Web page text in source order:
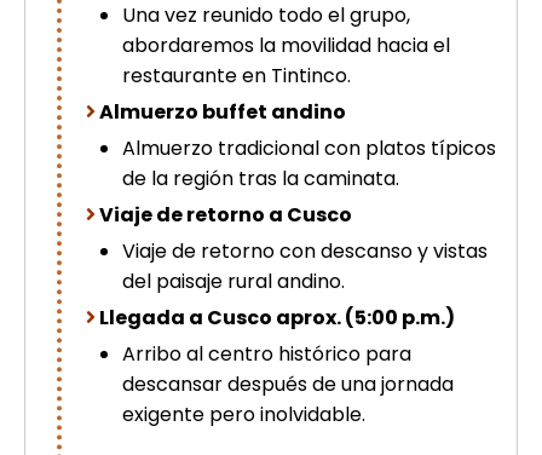
Una vez reunido todo el grupo,
abordaremos la movilidad hacia el
restaurante en Tintinco.
Almuerzo buffet andino
Almuerzo tradicional con platos típicos
de la región tras la caminata.
Viaje de retorno a Cusco
Viaje de retorno con descanso y vistas
del paisaje rural andino.
Llegada a Cusco aprox. (5:00 p.m.)
Arribo al centro histórico para
descansar después de una jornada
exigente pero inolvidable.